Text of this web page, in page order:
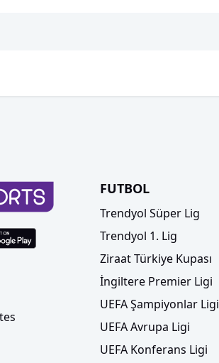
FUTBOL
Trendyol Süper Lig
Trendyol 1. Lig
Ziraat Türkiye Kupası
İngiltere Premier Ligi
UEFA Şampiyonlar Ligi
UEFA Avrupa Ligi
UEFA Konferans Ligi